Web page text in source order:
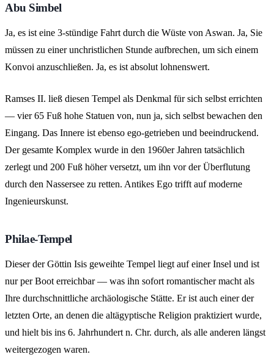
Abu Simbel
Ja, es ist eine 3-stündige Fahrt durch die Wüste von Aswan. Ja, Sie
müssen zu einer unchristlichen Stunde aufbrechen, um sich einem
Konvoi anzuschließen. Ja, es ist absolut lohnenswert.
Ramses II. ließ diesen Tempel als Denkmal für sich selbst errichten
— vier 65 Fuß hohe Statuen von, nun ja, sich selbst bewachen den
Eingang. Das Innere ist ebenso ego-getrieben und beeindruckend.
Der gesamte Komplex wurde in den 1960er Jahren tatsächlich
zerlegt und 200 Fuß höher versetzt, um ihn vor der Überflutung
durch den Nassersee zu retten. Antikes Ego trifft auf moderne
Ingenieurskunst.
Philae-Tempel
Dieser der Göttin Isis geweihte Tempel liegt auf einer Insel und ist
nur per Boot erreichbar — was ihn sofort romantischer macht als
Ihre durchschnittliche archäologische Stätte. Er ist auch einer der
letzten Orte, an denen die altägyptische Religion praktiziert wurde,
und hielt bis ins 6. Jahrhundert n. Chr. durch, als alle anderen längst
weitergezogen waren.